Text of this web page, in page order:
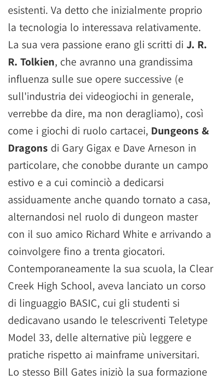
esistenti. Va detto che inizialmente proprio
la tecnologia lo interessava relativamente.
La sua vera passione erano gli scritti di J. R.
R. Tolkien, che avranno una grandissima
influenza sulle sue opere successive (e
sull'industria dei videogiochi in generale,
verrebbe da dire, ma non deragliamo), così
come i giochi di ruolo cartacei, Dungeons &
Dragons di Gary Gigax e Dave Arneson in
particolare, che conobbe durante un campo
estivo e a cui cominciò a dedicarsi
assiduamente anche quando tornato a casa,
alternandosi nel ruolo di dungeon master
con il suo amico Richard White e arrivando a
coinvolgere fino a trenta giocatori.
Contemporaneamente la sua scuola, la Clear
Creek High School, aveva lanciato un corso
di linguaggio BASIC, cui gli studenti si
dedicavano usando le telescriventi Teletype
Model 33, delle alternative più leggere e
pratiche rispetto ai mainframe universitari.
Lo stesso Bill Gates iniziò la sua formazione